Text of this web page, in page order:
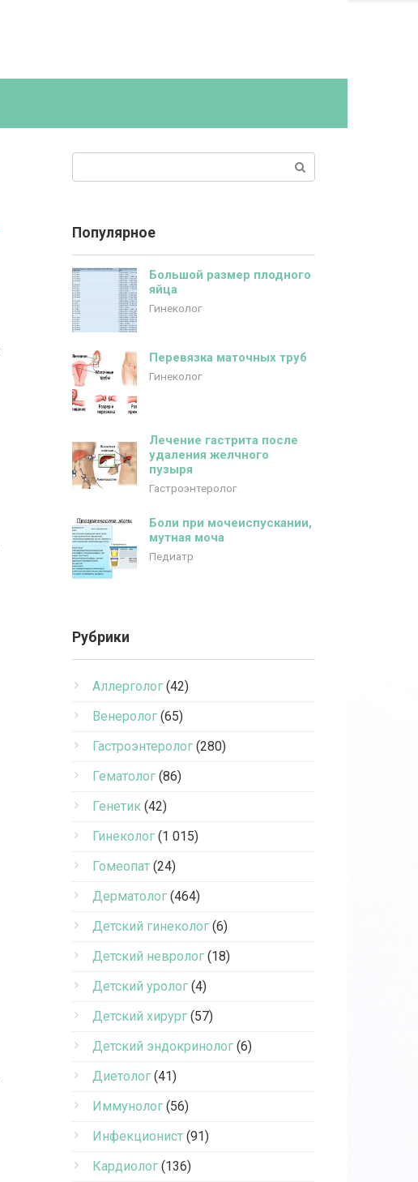
Популярное
Большой размер плодного
яйца
Гинеколог
Перевязка маточных труб
Гинеколог
Лечение гастрита после
удаления желчного
пузыря
Гастроэнтеролог
Боли при мочеиспускании,
мутная моча
Педиатр
Рубрики
Аллерголог (42)
Венеролог (65)
Гастроэнтеролог (280)
Гематолог (86)
Генетик (42)
Гинеколог (1 015)
Гомеопат (24)
Дерматолог (464)
Детский гинеколог (6)
Детский невролог (18)
Детский уролог (4)
Детский хирург (57)
Детский эндокринолог (6)
Диетолог (41)
Иммунолог (56)
Инфекционист (91)
Кардиолог (136)